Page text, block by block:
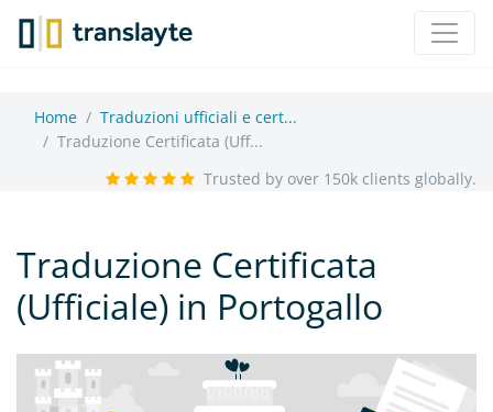
Home
Traduzioni ufficiali e cert...
Traduzione Certificata (Uff...
Trusted by over 150k clients globally.
Traduzione Certificata
(Ufficiale) in Portogallo